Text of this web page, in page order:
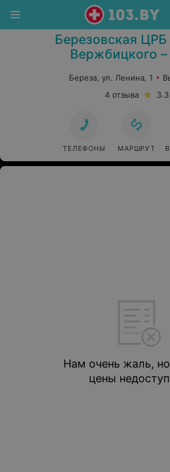
Березовская
Вержбицкого
Береза, ул. Ленина, 1
4 отзыва
3.3
ТЕЛЕФОНЫ МАРШРУТ
Нам очень жаль,
цены